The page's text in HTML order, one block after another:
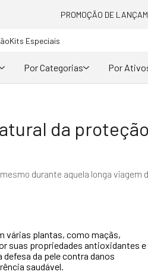
PROMOÇÃO DE
Kits Especiais
Por Categorias Por
da
durante aquela longa
várias plantas, como maçãs,
suas propriedades antioxidantes e
da pele contra danos
saudável.